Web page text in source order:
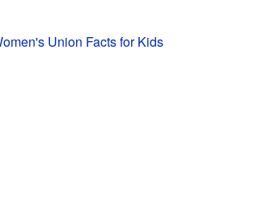
Union Facts for Kids